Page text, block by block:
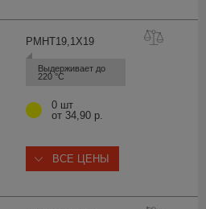
PMHT19,1X19
Выдерживает до
220 °С
0 шт
от 34,90 р.
ВСЕ ЦЕНЫ